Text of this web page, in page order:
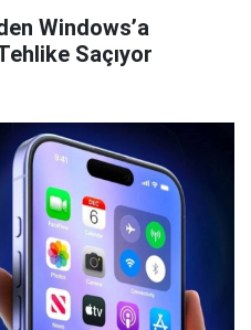
Windows’a
Saçıyor